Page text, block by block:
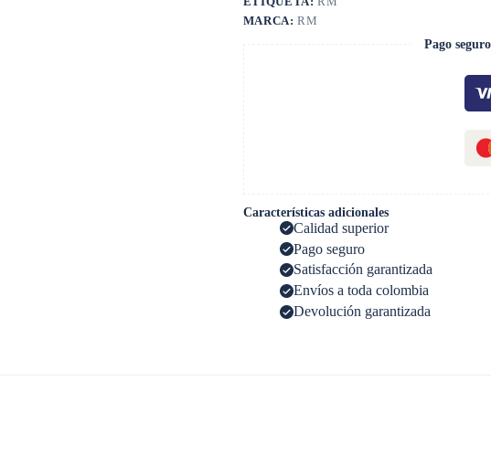
MARCA:RM
Pago
Características adicionales
Calidad superior
Pago seguro
Satisfacción garantizada
Envíos a toda colombia
Devolución garantizada